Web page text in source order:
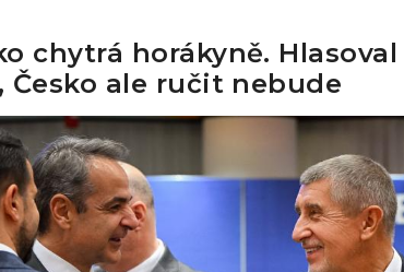
chytrá horákyně.
Česko ale ručit nebude